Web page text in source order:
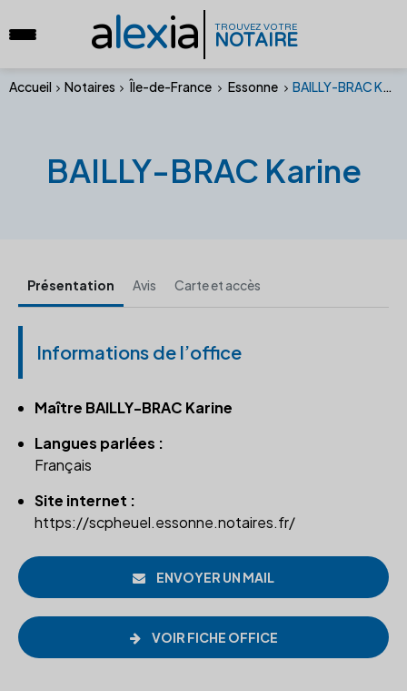
alexia TROUVEZ VOTRE
NOTAIRE
Accueil Notaires Île-de-France Essonne BAILLY-BRAC Karine
BAILLY-BRAC Karine
Présentation Avis Carte et accès
Informations de l’office
Maître BAILLY-BRAC Karine
Langues parlées :
Français
Site internet :
https://scpheuel.essonne.notaires.fr/
ENVOYER UN MAIL
VOIR FICHE OFFICE